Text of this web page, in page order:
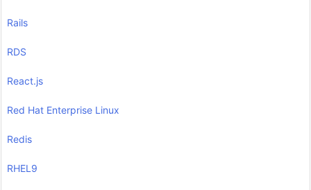
Rails
RDS
React.js
Red Hat Enterprise Linux
Redis
RHEL9